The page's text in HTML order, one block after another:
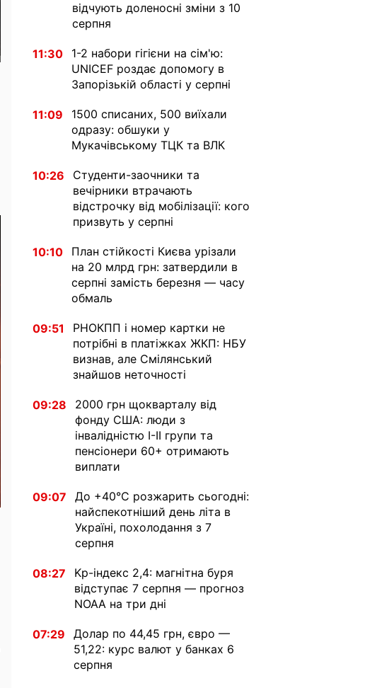
відчують доленосні зміни з 10
серпня
11:30
1-2 набори гігієни на сім'ю:
UNICEF роздає допомогу в
Запорізькій області у серпні
11:09
1500 списаних, 500 виїхали
одразу: обшуки у
Мукачівському ТЦК та ВЛК
10:26
Студенти-заочники та
вечірники втрачають
відстрочку від мобілізації: кого
призвуть у серпні
10:10
План стійкості Києва урізали
на 20 млрд грн: затвердили в
серпні замість березня — часу
обмаль
09:51
РНОКПП і номер картки не
потрібні в платіжках ЖКП: НБУ
визнав, але Смілянський
знайшов неточності
09:28
2000 грн щокварталу від
фонду США: люди з
інвалідністю I-II групи та
пенсіонери 60+ отримають
виплати
09:07
До +40°С розжарить сьогодні:
найспекотніший день літа в
Україні, похолодання з 7
серпня
08:27
Kp-індекс 2,4: магнітна буря
відступає 7 серпня — прогноз
NOAA на три дні
07:29
Долар по 44,45 грн, євро —
51,22: курс валют у банках 6
серпня